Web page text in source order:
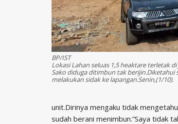
BP/IST
Lokasi Lahan seluas 1,5 heaktare terletak
Sako diduga ditimbun tak berijin.Diketahui
melakukan sidak ke lapangan.Senin,(1/10).
unit.Dirinya mengaku tidak
sudah berani menimbun.”Saya tidak